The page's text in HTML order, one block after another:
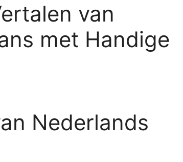
van
met Handige
Nederlands